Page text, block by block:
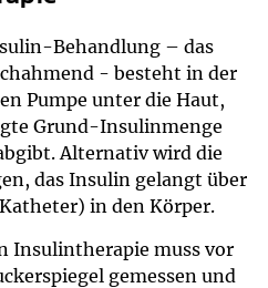
Behandlung – das
- besteht in der
Pumpe unter die Haut,
Grund-Insulinmenge
Alternativ wird die
das Insulin gelangt über
in den Körper.
Insulintherapie muss vor
gemessen und